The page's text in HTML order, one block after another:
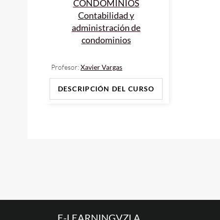
CONDOMINIOS
Contabilidad y
administración de
condominios
Profesor:Xavier Vargas
DESCRIPCIÓN DEL CURSO
E-LEARNINGVZLA